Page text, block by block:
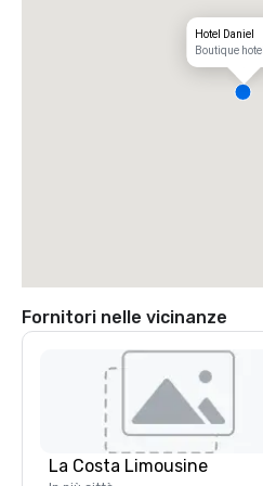
Hotel Daniel
Boutique hotel
Fornitori nelle vicinanze
La Costa Limousine